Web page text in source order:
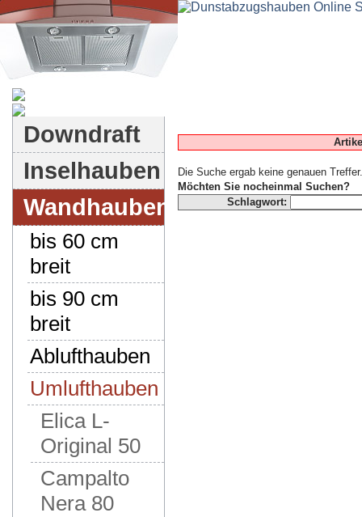
Downdraft
Inselhauben
Wandhauben
bis 60 cm
breit
bis 90 cm
breit
Ablufthauben
Umlufthauben
Elica L-
Original 50
Campalto
Nera 80
Die Suche ergab keine genauen Treffer.
Möchten Sie nocheinmal Suchen?
Schlagwort: